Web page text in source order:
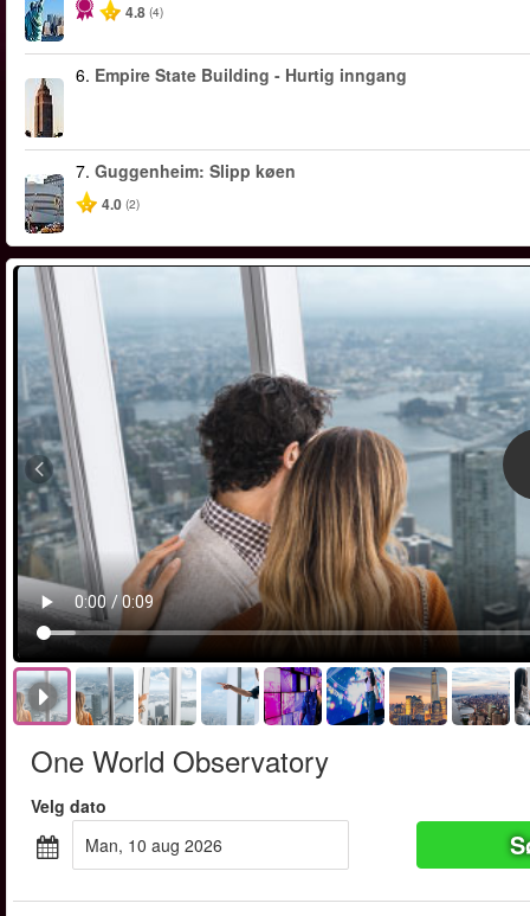
4.8 (4)
6. Empire State Building - Hurtig inngang
7. Guggenheim: Slipp køen
4.0 (2)
One World Observatory
Velg dato
man, 10 aug 2026